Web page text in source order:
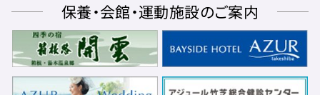
保養・会館・運動施設のご案内